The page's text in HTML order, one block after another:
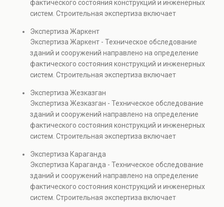
также при судебных разбирательствах и технических
проверках.
фактического состояния конструкций и инженерных
систем. Строительная экспертиза включает
элементов и оценку эксплуатационной безопасности.
Услуга востребована при покупке недвижимости,
капитальном ремонте и реконструкции объектов, а
также при судебных разбирательствах и технических
проверках.
Экспертиза Жаркент
Экспертиза Жаркент - Техническое обследование
зданий и сооружений направлено на определение
фактического состояния конструкций и инженерных
систем. Строительная экспертиза включает
элементов и оценку эксплуатационной безопасности.
Услуга востребована при покупке недвижимости,
капитальном ремонте и реконструкции объектов, а
также при судебных разбирательствах и технических
проверках.
Экспертиза Жезказган
Экспертиза Жезказган - Техническое обследование
зданий и сооружений направлено на определение
фактического состояния конструкций и инженерных
систем. Строительная экспертиза включает
элементов и оценку эксплуатационной безопасности.
Услуга востребована при покупке недвижимости,
капитальном ремонте и реконструкции объектов, а
также при судебных разбирательствах и технических
проверках.
Экспертиза Караганда
Экспертиза Караганда - Техническое обследование
зданий и сооружений направлено на определение
фактического состояния конструкций и инженерных
систем. Строительная экспертиза включает